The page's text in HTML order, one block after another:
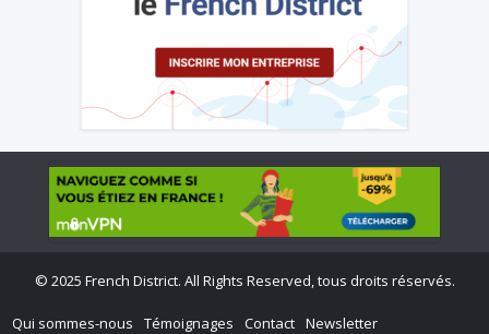
© 2025 French District. All Rights Reserved, tous droits réservés.
Qui sommes-nous Témoignages Contact Newsletter